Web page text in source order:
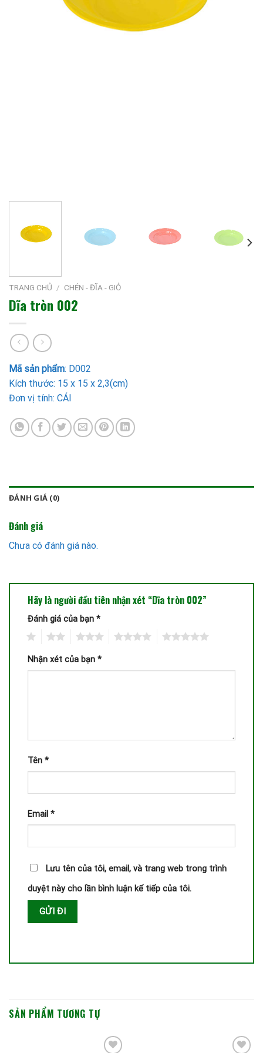
TRANG CHỦ / CHÉN - ĐĨA - GIỎ
Dĩa tròn 002
Mã sản phẩm: D002
Kích thước: 15 x 15 x 2,3(cm)
Đơn vị tính: CÁI
ĐÁNH GIÁ (0)
Đánh giá
Chưa có đánh giá nào.
Hãy là người đầu tiên nhận xét “Dĩa tròn 002”
Đánh giá của bạn *
Nhận xét của bạn *
Tên *
Email *
Lưu tên của tôi, email, và trang web trong trình
duyệt này cho lần bình luận kế tiếp của tôi.
SẢN PHẨM TƯƠNG TỰ